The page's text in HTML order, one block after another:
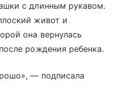
с длинным рукавом.
живот и
она вернулась
рождения ребенка.
— подписала